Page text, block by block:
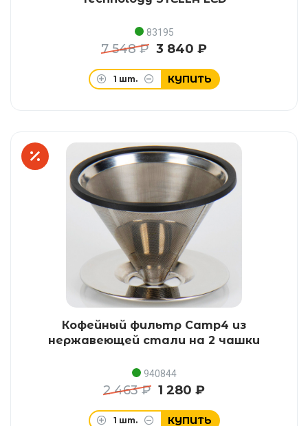
83195
7 548 ₽ 3 840 ₽
1 шт. КУПИТЬ
Кофейный фильтр Camp4 из
нержавеющей стали на 2 чашки
940844
2 463 ₽ 1 280 ₽
1 шт. КУПИТЬ